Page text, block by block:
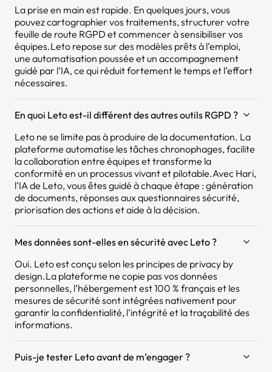
La prise en main est rapide. En quelques jours, vous
pouvez cartographier vos traitements, structurer votre
feuille de route RGPD et commencer à sensibiliser vos
équipes.Leto repose sur des modèles prêts à l’emploi,
une automatisation poussée et un accompagnement
guidé par l’IA, ce qui réduit fortement le temps et l’effort
nécessaires.
En quoi Leto est-il différent des autres outils RGPD ?
Leto ne se limite pas à produire de la documentation. La
plateforme automatise les tâches chronophages, facilite
la collaboration entre équipes et transforme la
conformité en un processus vivant et pilotable.Avec Hari,
l’IA de Leto, vous êtes guidé à chaque étape : génération
de documents, réponses aux questionnaires sécurité,
priorisation des actions et aide à la décision.
Mes données sont-elles en sécurité avec Leto ?
Oui. Leto est conçu selon les principes de privacy by
design.La plateforme ne copie pas vos données
personnelles, l’hébergement est 100 % français et les
mesures de sécurité sont intégrées nativement pour
garantir la confidentialité, l’intégrité et la traçabilité des
informations.
Puis-je tester Leto avant de m’engager ?